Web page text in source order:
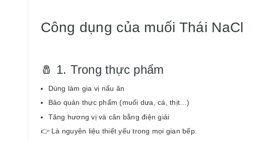
Công dụng của muối Thái NaCl
🧂 1. Trong thực phẩm
Dùng làm gia vị nấu ăn
Bảo quản thực phẩm (muối dưa, cá, thịt…)
Tăng hương vị và cân bằng điện giải
👉 Là nguyên liệu thiết yếu trong mọi gian bếp.